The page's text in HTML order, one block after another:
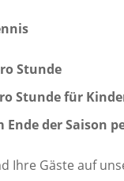
Stunde
Stunde für
Ende der Saison
Ihre Gäste auf